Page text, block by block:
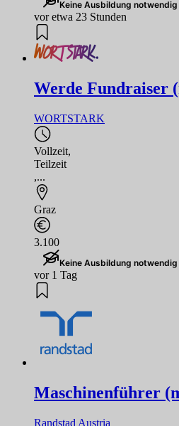
Keine Ausbildung notwendig
vor etwa 23 Stunden
Werde Fundraiser
WORTSTARK
Vollzeit,
Teilzeit
,...
Graz
3.100
Keine Ausbildung notwendig
vor 1 Tag
Maschinenführer
Randstad Austria